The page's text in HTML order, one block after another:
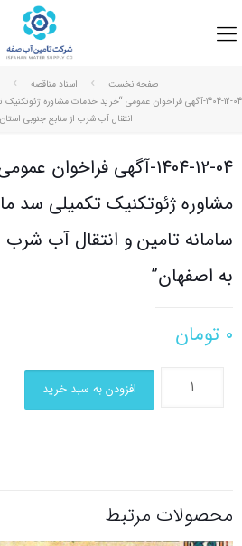
صفحه نخست اسناد مناقصه
1404-12-04-آگهی فراخوان عمومی “خرید خدمات مشاوره
انتقال آب شرب از منابع جنوبی
1404-12-04-آگهی
مشاوره ژئوتکنیک تکمیلی سد
سامانه تامین و انتقال آب شرب
به اصفهان”
۰ تومان
افزودن به سبد خرید
محصولات مرتبط